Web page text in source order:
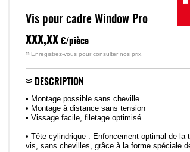
Vis pour cadre Window Pro
XXX,XX €/pièce
» Enregistrez-vous pour consulter nos prix.
DESCRIPTION
• Montage possible sans cheville
• Montage à distance sans tension
• Vissage facile, filetage optimisé
• Tête cylindrique : Enfoncement optimal de la
vis, sans chevilles, grâce à la forme spéciale